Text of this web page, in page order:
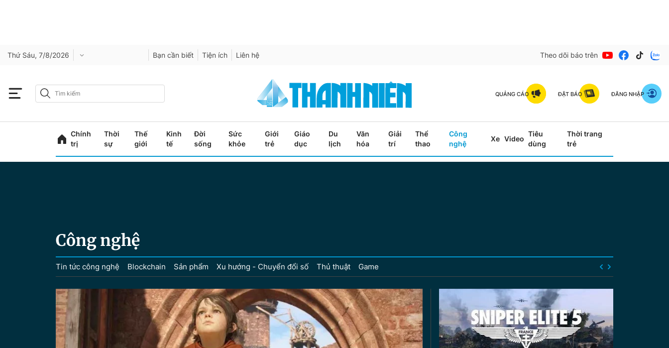
Thứ Sáu, 7/8/2026 Bạn cần biết Tiện ích Liên hệ Theo dõi báo trên
QUẢNG CÁO ĐẶT BÁO ĐĂNG NHẬP
Chính
trị
Thời
sự
Thế
giới
Kinh
tế
Đời
sống
Sức
khỏe
Giới
trẻ
Giáo
dục
Du
lịch
Văn
hóa
Giải
trí
Thể
thao
Công
nghệ
Xe Video
Tiêu
dùng
Thời trang
trẻ
Công nghệ
Tin tức công nghệ Blockchain Sản phẩm Xu hướng - Chuyển đổi số Thủ thuật Game